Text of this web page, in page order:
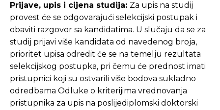
Prijave, upis i cijena studija: Za upis na studij
provest će se odgovarajući selekcijski postupak i
obaviti razgovor sa kandidatima. U slučaju da se za
studij prijavi više kandidata od navedenog broja,
prioritet upisa odredit će se na temelju rezultata
selekcijskog postupka, pri čemu će prednost imati
pristupnici koji su ostvarili više bodova sukladno
odredbama Odluke o kriterijima vrednovanja
pristupnika za upis na poslijediplomski doktorski